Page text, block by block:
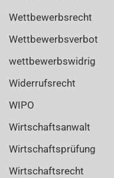
Wettbewerbsrecht
Wettbewerbsverbot
wettbewerbswidrig
Widerrufsrecht
WIPO
Wirtschaftsanwalt
Wirtschaftsprüfung
Wirtschaftsrecht